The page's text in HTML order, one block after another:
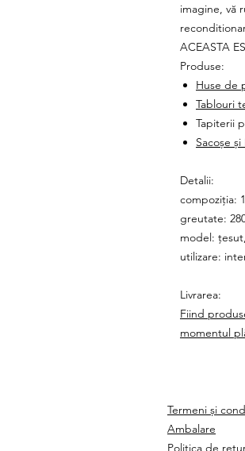
imagine, vă
ACEASTA
Produse:
Huse de
Tablouri
Tapiterii
Sacoșe și
Detalii:
compoziția:
greutate:
model:
utilizare:
Livrarea:
Fiind
momentul
Termeni și
Ambalare
Politica de